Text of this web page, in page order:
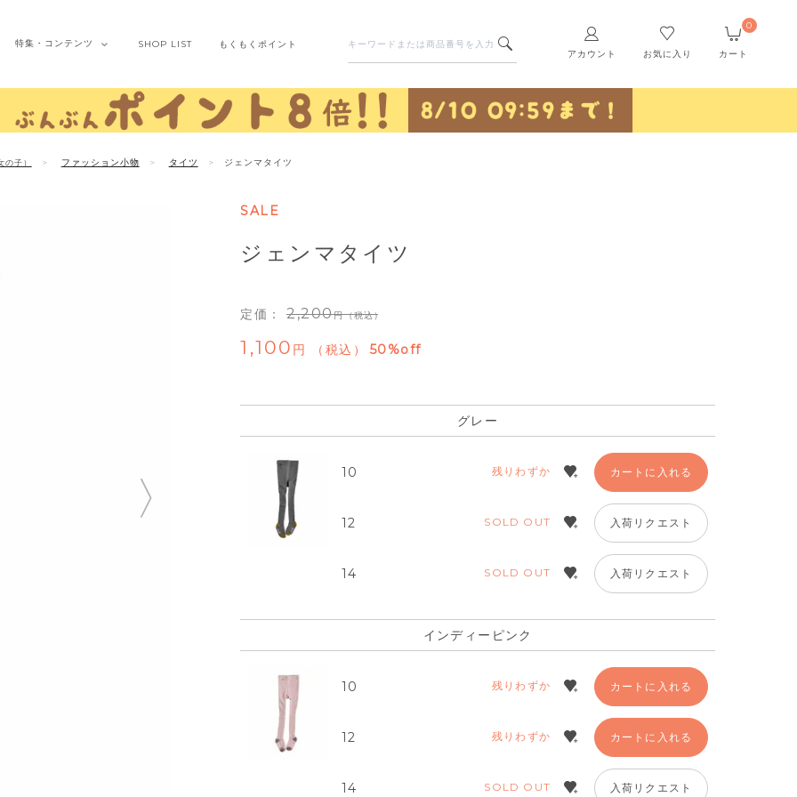
アカウント お気に入り カート
0
特集・ コンテンツ SHOP LIST もくもくポイント
の子） ファッション小物 タイツ ジェンマタイツ
SALE
ジェンマタイツ
定価： 2,200 （税込）
1,100 税込 50%off
グレー
10 残りわずか カートに入れる
12 SOLD OUT 入荷リクエスト
14 SOLD OUT 入荷リクエスト
インディーピンク
10 残りわずか カートに入れる
12 残りわずか カートに入れる
14 SOLD OUT 入荷リクエスト